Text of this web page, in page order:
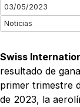
03/05/2023
Noticias
Swiss
resultado de
primer trimestre
de 2023, la